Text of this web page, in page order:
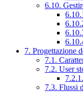
6.10.
7. Progettazione
7.1.
7.2. User
7.3. Flussi